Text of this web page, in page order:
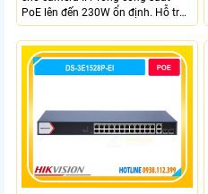
PoE lên đến 230W ổn định. Hỗ trợ
truyền PoE xa đến 300 mét. Băng
thông chuyển mạch đạt 68 Gbps
mạnh mẽ.